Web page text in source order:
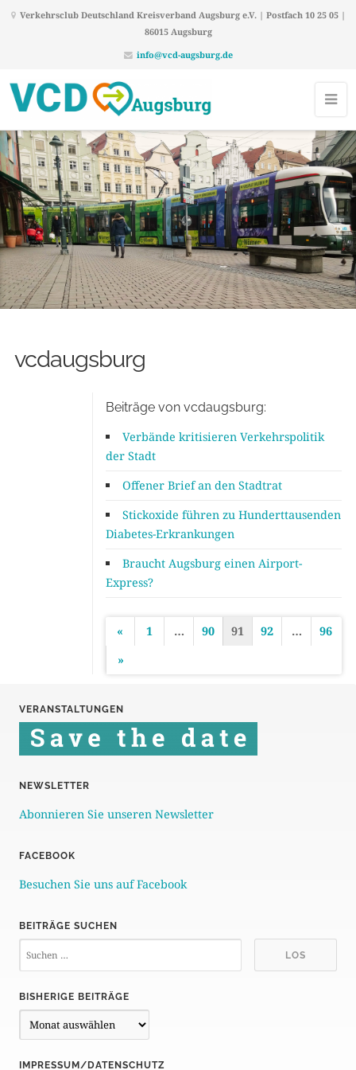
Verkehrsclub Deutschland Kreisverband Augsburg e.V. | Postfach 10 25 05 |
86015 Augsburg
info@vcd-augsburg.de
vcdaugsburg
Beiträge von vcdaugsburg:
Verbände kritisieren Verkehrspolitik
der Stadt
Offener Brief an den Stadtrat
Stickoxide führen zu Hunderttausenden
Diabetes-Erkrankungen
Braucht Augsburg einen Airport-
Express?
S
t
m
e
r
i
e
r
u
« 1 … 90 91 92 …
96
»
VERANSTALTUNGEN
NEWSLETTER
Abonnieren Sie unseren Newsletter
FACEBOOK
Besuchen Sie uns auf Facebook
BEITRÄGE SUCHEN
BISHERIGE BEITRÄGE
i
IMPRESSUM/DATENSCHUTZ